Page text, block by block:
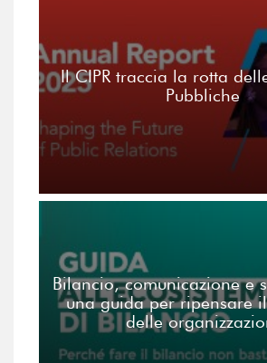
Il CIPR traccia la rotta
Pubbliche
Bilancio, comunicazione e
una guida per ripensare
delle